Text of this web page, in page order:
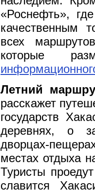
«Роснефть»,
качественным
всех
которые
Летний
расскажет
государств
деревнях, о
дворцах-
местах отдыха
Туристы
славится